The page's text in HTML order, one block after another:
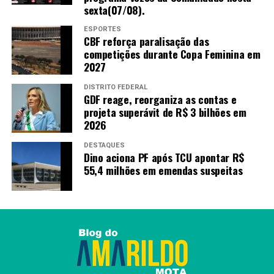
sexta(07/08).
ESPORTES
CBF reforça paralisação das
competições durante Copa Feminina em
2027
DISTRITO FEDERAL
GDF reage, reorganiza as contas e
projeta superávit de R$ 3 bilhões em
2026
DESTAQUES
Dino aciona PF após TCU apontar R$
55,4 milhões em emendas suspeitas